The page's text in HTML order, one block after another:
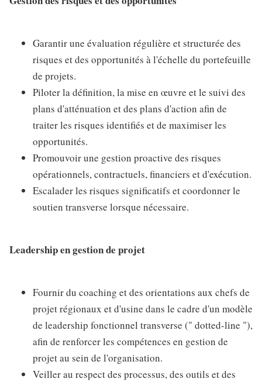
Garantir une évaluation régulière et structurée des
risques et des opportunités à l'échelle du portefeuille
de projets.
Piloter la définition, la mise en œuvre et le suivi des
plans d'atténuation et des plans d'action afin de
traiter les risques identifiés et de maximiser les
opportunités.
Promouvoir une gestion proactive des risques
opérationnels, contractuels, financiers et d'exécution.
Escalader les risques significatifs et coordonner le
soutien transverse lorsque nécessaire.
Leadership en gestion de projet
Fournir du coaching et des orientations aux chefs de
projet régionaux et d'usine dans le cadre d'un modèle
de leadership fonctionnel transverse (" dotted-line "),
afin de renforcer les compétences en gestion de
projet au sein de l'organisation.
Veiller au respect des processus, des outils et des